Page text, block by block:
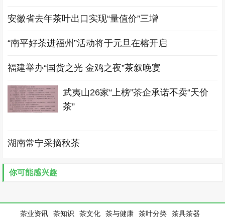
安徽省去年茶叶出口实现“量值价”三增
“南平好茶进福州”活动将于元旦在榕开启
福建举办“国货之光 金鸡之夜”茶叙晚宴
武夷山26家“上榜”茶企承诺不卖“天价
茶”
湖南常宁采摘秋茶
你可能感兴趣
茶业资讯 茶知识 茶文化 茶与健康 茶叶分类 茶具茶器